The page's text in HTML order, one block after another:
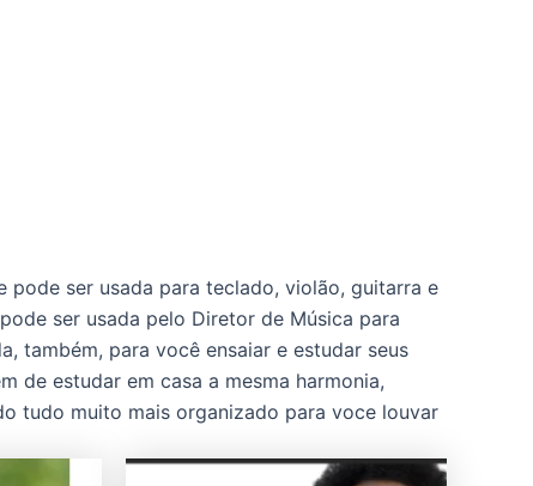
pode ser usada para teclado, violão, guitarra e
ser usada pelo Diretor de Música para
também, para você ensaiar e estudar seus
de estudar em casa a mesma harmonia,
tudo muito mais organizado para voce louvar
Este